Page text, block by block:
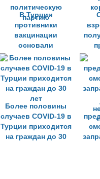
В Турции
противники
вакцинации
основали
политическую
партию
Более половины
случаев COVID-19 в
Турции приходится
на граждан до 30